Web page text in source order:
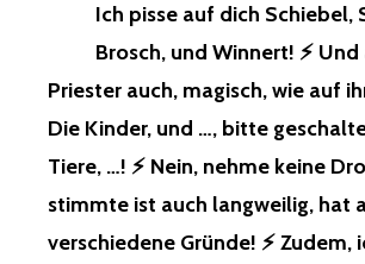
LECTRIC L
RCHESTRA –
D
RING M
E D
️ D
IE K
Ich pisse auf dich Schiebel,
Brosch, und Winnert! ⚡️
Priester auch, magisch, wie auf
Die Kinder, und …, bitte
Tiere, …! ⚡️ Nein, nehme keine
stimmte ist auch langweilig, hat
verschiedene Gründe! ⚡️ Zudem,